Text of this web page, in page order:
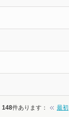
148件あります ： 最初